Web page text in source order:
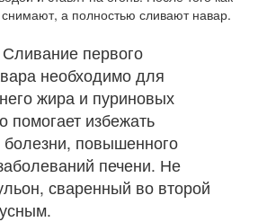
снимают, а полностью сливают навар.
Сливание первого
необходимо для
жира и пуриновых
помогает избежать
повышенного
печени. Не
сваренный во второй